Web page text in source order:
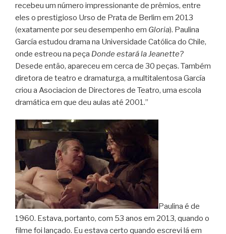
recebeu um número impressionante de prêmios, entre
eles o prestigioso Urso de Prata de Berlim em 2013
(exatamente por seu desempenho em Gloria). Paulina
García estudou drama na Universidade Católica do Chile,
onde estreou na peça Donde estará la Jeanette?
Desede então, apareceu em cerca de 30 peças. Também
diretora de teatro e dramaturga, a multitalentosa García
criou a Asociacion de Directores de Teatro, uma escola
dramática em que deu aulas até 2001.”
Paulina é de
1960. Estava, portanto, com 53 anos em 2013, quando o
filme foi lançado. Eu estava certo quando escrevi lá em